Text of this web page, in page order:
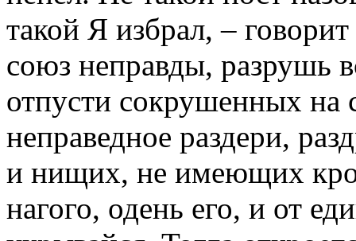
такой Я избрал, –
союз неправды, разрушь
отпусти сокрушенных на
неправедное раздери,
и нищих, не имеющих
нагого, одень его, и от